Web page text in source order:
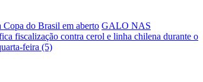
Copa do Brasil em aberto GALO NAS
fiscalização contra cerol e linha chilena durante o
feira (5)